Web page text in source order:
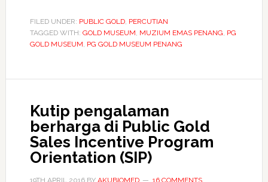
di
PG
Gold
Penang
FILED UNDER: PUBLIC GOLD, PERCUTIAN
TAGGED WITH: GOLD MUSEUM, MUZIUM EMAS PENANG, PG
GOLD MUSEUM, PG GOLD MUSEUM PENANG
Kutip pengalaman
berharga di Public Gold
Sales Incentive Program
Orientation (SIP)
19TH APRIL 2016BY AKUBIOMED 16 COMMENTS